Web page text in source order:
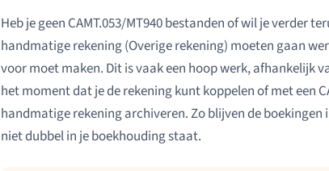
Heb je geen CAMT.053/MT940 bestanden of wil je verder
handmatige rekening (Overige rekening) moeten gaan
voor moet maken. Dit is vaak een hoop werk, afhankelijk
het moment dat je de rekening kunt koppelen of met een
handmatige rekening archiveren. Zo blijven de
niet dubbel in je boekhouding staat.